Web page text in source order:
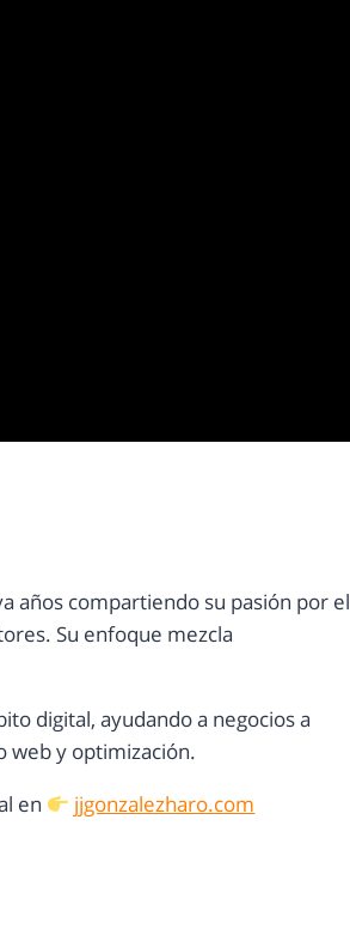
años compartiendo su pasión por el
Su enfoque mezcla
digital, ayudando a negocios a
web y optimización.
en
jjgonzalezharo.com